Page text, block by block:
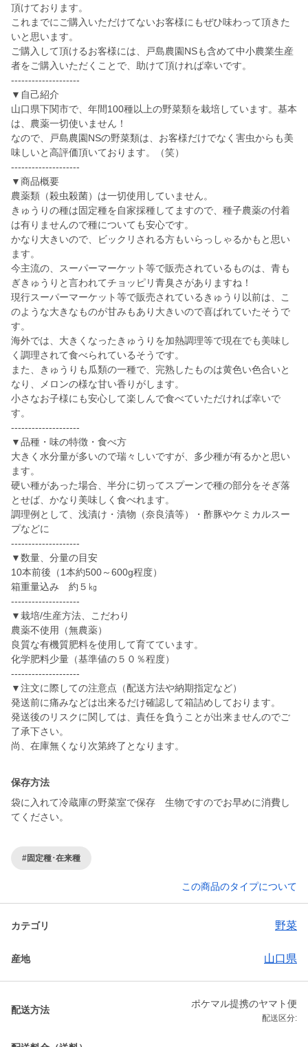
頂けております。
これまでにご購入いただけてないお客様にもぜひ味わって頂きた
いと思います。
ご購入して頂けるお客様には、戸島農園NSも含めて中小農業生産
者をご購入いただくことで、助けて頂ければ幸いです。
--------------------
▼自己紹介
山口県下関市で、年間100種以上の野菜類を栽培しています。基本
は、農薬一切使いません！
なので、戸島農園NSの野菜類は、お客様だけでなく害虫からも美
味しいと高評価頂いております。（笑）
--------------------
▼商品概要
農薬類（殺虫殺菌）は一切使用していません。
きゅうりの種は固定種を自家採種してますので、種子農薬の付着
は有りませんので種についても安心です。
かなり大きいので、ビックリされる方もいらっしゃるかもと思い
ます。
今主流の、スーパーマーケット等で販売されているものは、青も
ぎきゅうりと言われてチョッピリ青臭さがありますね！
現行スーパーマーケット等で販売されているきゅうり以前は、こ
のような大きなものが甘みもあり大きいので喜ばれていたそうで
す。
海外では、大きくなったきゅうりを加熱調理等で現在でも美味し
く調理されて食べられているそうです。
また、きゅうりも瓜類の一種で、完熟したものは黄色い色合いと
なり、メロンの様な甘い香りがします。
小さなお子様にも安心して楽しんで食べていただければ幸いで
す。
--------------------
▼品種・味の特徴・食べ方
大きく水分量が多いので瑞々しいですが、多少種が有るかと思い
ます。
硬い種があった場合、半分に切ってスプーンで種の部分をそぎ落
とせば、かなり美味しく食べれます。
調理例として、浅漬け・漬物（奈良漬等）・酢豚やケミカルスー
プなどに
--------------------
▼数量、分量の目安
10本前後（1本約500～600g程度）
箱重量込み 約５㎏
--------------------
▼栽培/生産方法、こだわり
農薬不使用（無農薬）
良質な有機質肥料を使用して育てています。
化学肥料少量（基準値の５０％程度）
--------------------
▼注文に際しての注意点（配送方法や納期指定など）
発送前に痛みなどは出来るだけ確認して箱詰めしております。
発送後のリスクに関しては、責任を負うことが出来ませんのでご
了承下さい。
尚、在庫無くなり次第終了となります。
保存方法
袋に入れて冷蔵庫の野菜室で保存 生物ですのでお早めに消費し
てください。
#固定種･在来種
この商品のタイプについて
カテゴリ 野菜
産地 山口県
配送方法
ポケマル提携のヤマト便
配送区分: